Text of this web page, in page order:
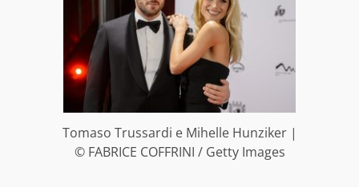
Tomaso Trussardi e Mihelle Hunziker |
© FABRICE COFFRINI / Getty Images